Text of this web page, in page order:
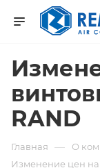
RAND
Главная — О
Изменение цен на